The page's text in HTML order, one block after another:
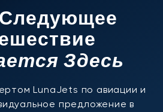
Здесь
LunaJets по авиации и
предложение в